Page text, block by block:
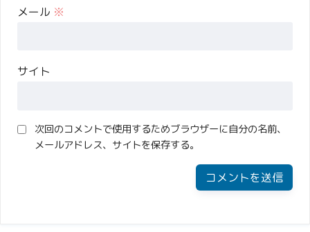
メール ※
サイト
次回のコメントで使用するためブラウザーに自分の名前、
メールアドレス、サイトを保存する。